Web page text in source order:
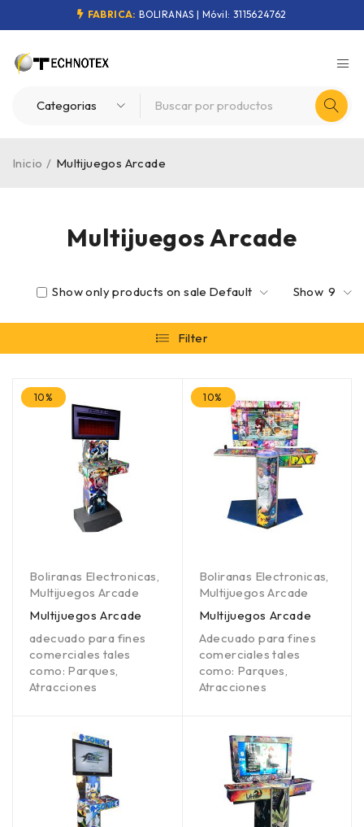
FABRICA: BOLIRANAS | Móvil: 3115624762
Multijuegos Arcade
Inicio / Multijuegos Arcade
Default
Show only products on sale Show 9
Filter
10%
Boliranas Electronicas
Multijuegos Arcade
Multijuegos Arcade
adecuado para fines
comerciales tales
como: Parques,
Atracciones
10%
Boliranas Electronicas
Multijuegos Arcade
Multijuegos Arcade
Adecuado para fines
comerciales tales
como: Parques,
Atracciones